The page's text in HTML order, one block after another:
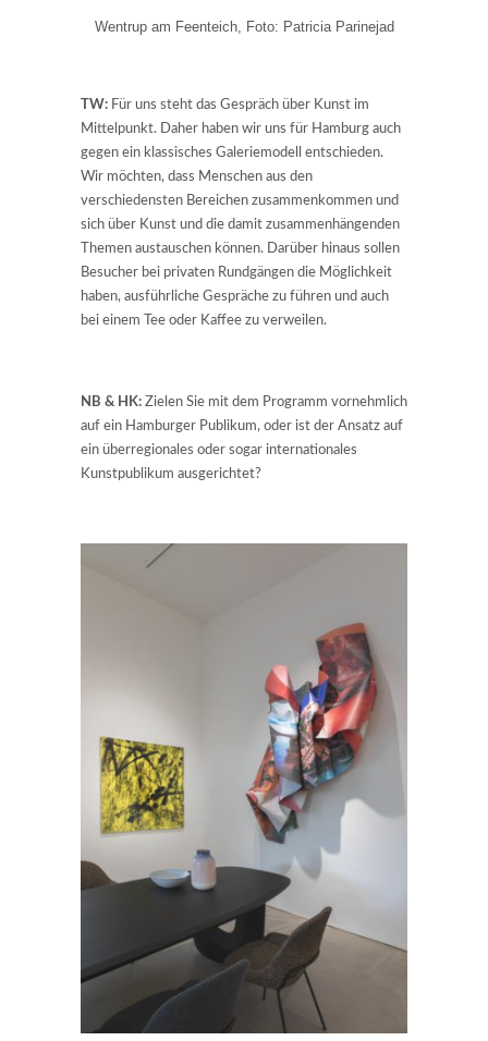
Wentrup am Feenteich, Foto: Patricia Parinejad
TW: Für uns steht das Gespräch über Kunst im
Mittelpunkt. Daher haben wir uns für Hamburg auch
gegen ein klassisches Galeriemodell entschieden.
Wir möchten, dass Menschen aus den
verschiedensten Bereichen zusammenkommen und
sich über Kunst und die damit zusammenhängenden
Themen austauschen können. Darüber hinaus sollen
Besucher bei privaten Rundgängen die Möglichkeit
haben, ausführliche Gespräche zu führen und auch
bei einem Tee oder Kaffee zu verweilen.
NB & HK: Zielen Sie mit dem Programm vornehmlich
auf ein Hamburger Publikum, oder ist der Ansatz auf
ein überregionales oder sogar internationales
Kunstpublikum ausgerichtet?